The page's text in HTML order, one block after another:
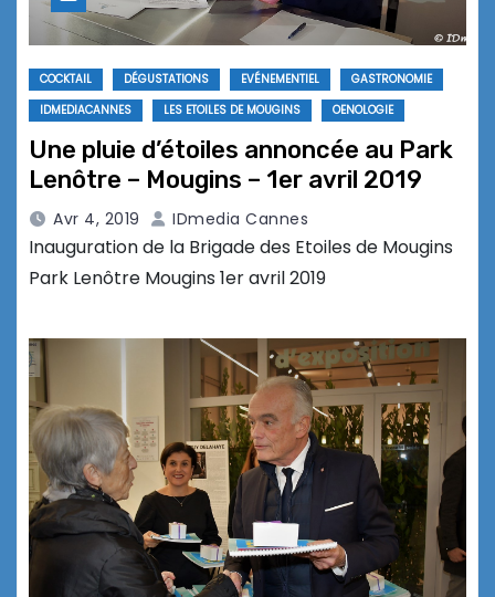
COCKTAIL DÉGUSTATIONS EVÉNEMENTIEL
GASTRONOMIE
IDMEDIACANNES
LES ETOILES DE MOUGINS OENOLOGIE
Une pluie d’étoiles annoncée au Park
Lenôtre – Mougins – 1er avril 2019
Avr 4, 2019 IDmedia Cannes
Inauguration de la Brigade des Etoiles de Mougins
Park Lenôtre Mougins 1er avril 2019